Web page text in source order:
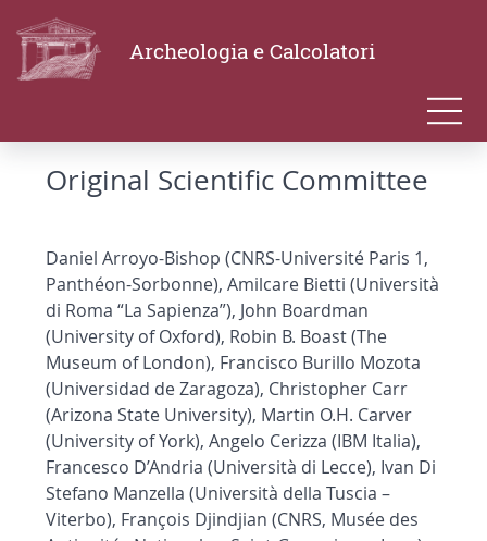
Archeologia e Calcolatori
Original Scientific Committee
Daniel Arroyo-Bishop (CNRS-Université Paris 1,
Panthéon-Sorbonne), Amilcare Bietti (Università
di Roma “La Sapienza”), John Boardman
(University of Oxford), Robin B. Boast (The
Museum of London), Francisco Burillo Mozota
(Universidad de Zaragoza), Christopher Carr
(Arizona State University), Martin O.H. Carver
(University of York), Angelo Cerizza (IBM Italia),
Francesco D’Andria (Università di Lecce), Ivan Di
Stefano Manzella (Università della Tuscia –
Viterbo), François Djindjian (CNRS, Musée des